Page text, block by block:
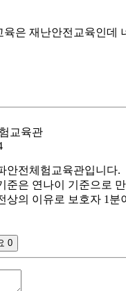
은 재난안전교육인데
교육관
안전체험교육관입니다.
준은 연나이 기준으로
상의 이유로 보호자 1
0